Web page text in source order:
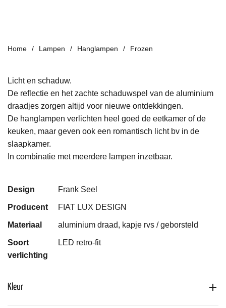
Home Lampen Hanglampen Frozen
Licht en schaduw.
De reflectie en het zachte schaduwspel van de aluminium
draadjes zorgen altijd voor nieuwe ontdekkingen.
De hanglampen verlichten heel goed de eetkamer of de
keuken, maar geven ook een romantisch licht bv in de
slaapkamer.
In combinatie met meerdere lampen inzetbaar.
Design Frank Seel
Producent FIAT LUX DESIGN
Materiaal aluminium draad, kapje rvs / geborsteld
Soort
verlichting
LED retro-fit
Kleur